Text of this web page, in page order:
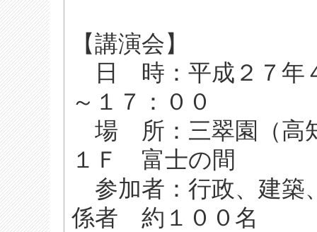
【講演会】
日 時：平成２７年
～１７：００
場 所：三翠園（高
１Ｆ 富士の間
参加者：行政、建築
係者 約１００名